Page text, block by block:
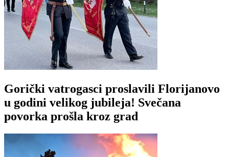
Gorički vatrogasci proslavili Florijanovo
u godini velikog jubileja! Svečana
povorka prošla kroz grad